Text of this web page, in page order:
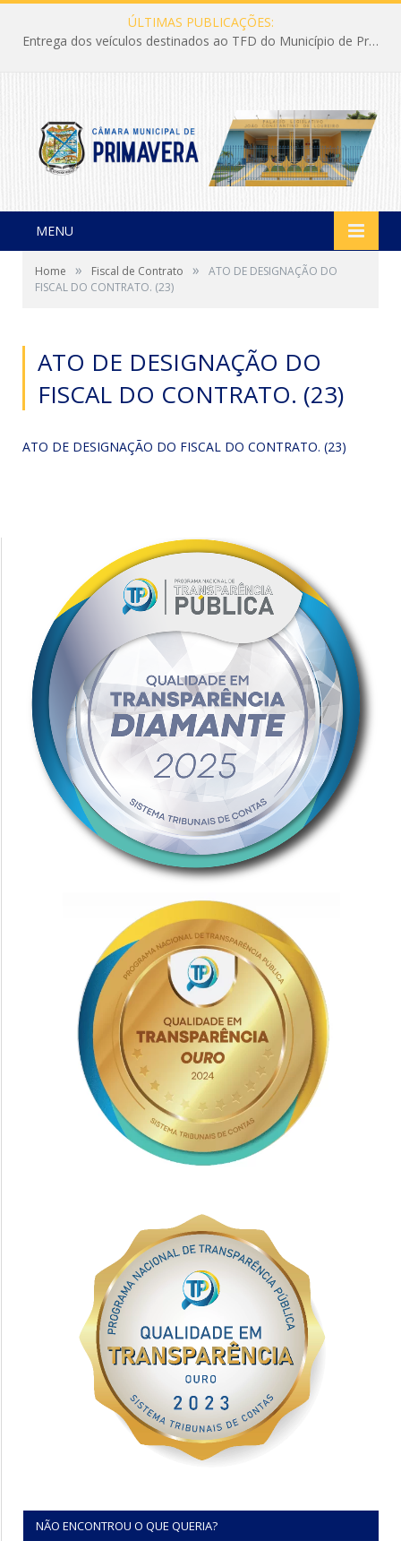
ÚLTIMAS PUBLICAÇÕES:
Entrega dos veículos destinados ao TFD do Município de Primavera
MENU
Home » Fiscal de Contrato »
ATO DE DESIGNAÇÃO DO
FISCAL DO CONTRATO. (23)
ATO DE DESIGNAÇÃO DO
FISCAL DO CONTRATO. (23)
ATO DE DESIGNAÇÃO DO FISCAL DO CONTRATO. (23)
NÃO ENCONTROU O QUE QUERIA?